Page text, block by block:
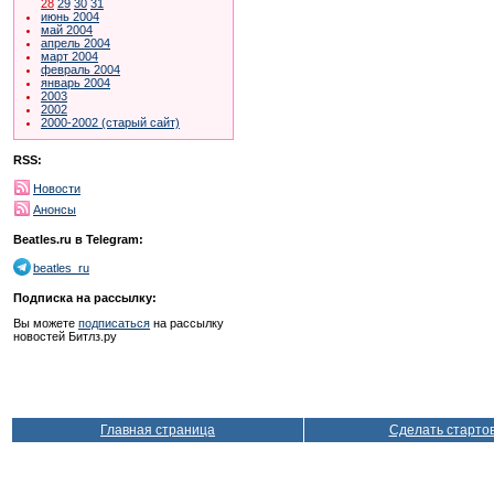
28 29 30 31
июнь 2004
май 2004
апрель 2004
март 2004
февраль 2004
январь 2004
2003
2002
2000-2002 (старый сайт)
RSS:
Новости
Анонсы
Beatles.ru в Telegram:
beatles_ru
Подписка на рассылку:
Вы можете подписаться на рассылку
новостей Битлз.ру
Главная страница Сделать